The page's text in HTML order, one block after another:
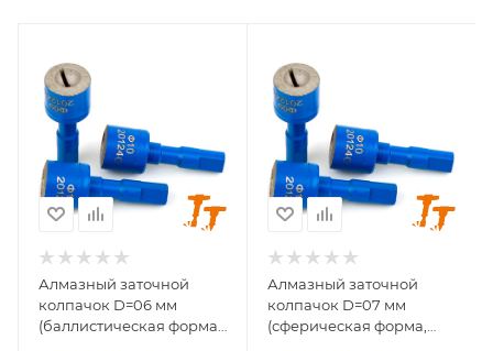
баллистика
Диаметр заточки, мм
Стандарт хвостовика
ATLAS
Алмазный заточной
колпачок D=06 мм
(баллистическая форма,
сфера
Диаметр заточки, мм
Стандарт хвостовика
ATLAS
Алмазный заточной
колпачок D=07 мм
(сферическая форма,